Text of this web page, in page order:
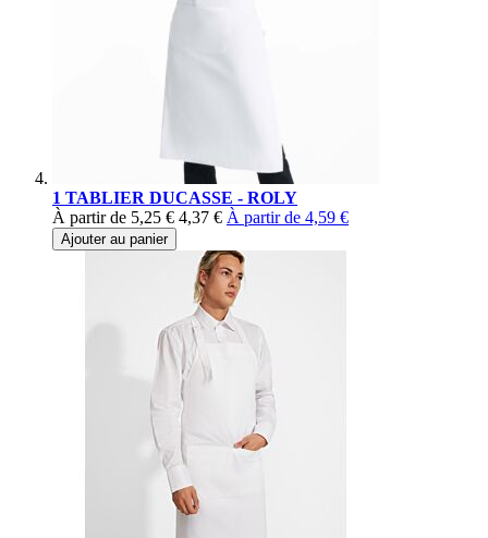
1 TABLIER DUCASSE - ROLY
À partir de 5,25 € 4,37 € À partir de 4,59 €
Ajouter au panier